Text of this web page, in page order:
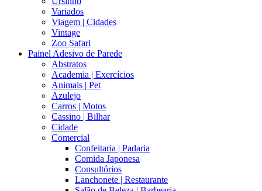
Variados
Viagem | Cidades
Vintage
Zoo Safari
Painel Adesivo de Parede
Abstratos
Academia | Exercícios
Animais | Pet
Azulejo
Carros | Motos
Cassino | Bilhar
Cidade
Comercial
Confeitaria | Padaria
Comida Japonesa
Consultórios
Lanchonete | Restaurante